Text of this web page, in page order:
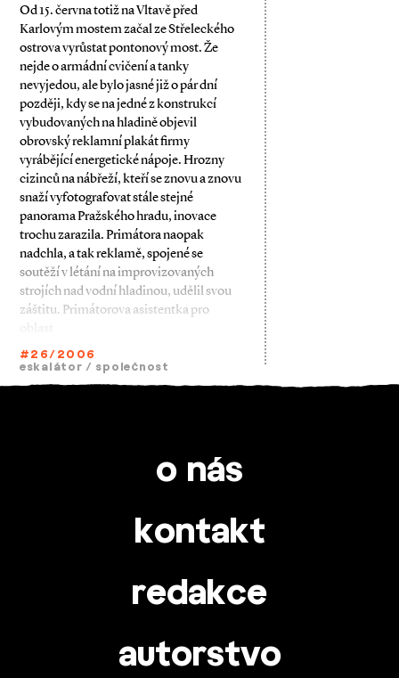
Od 15. června totiž na Vltavě před
Karlovým mostem začal ze Střeleckého
ostro­va vyrůstat pontonový most. Že
nejde o armád­ní cvičení a tanky
nevyjedou, ale bylo jasné již o pár dní
později, kdy se na jedné z konstrukcí
vybudovaných na hladině objevil
obrovský reklamní plakát firmy
vyrábějící energetické nápoje. Hrozny
cizinců na nábřeží, kteří se znovu a znovu
snaží vyfotografovat stále stejné
panorama Pražského hradu, inovace
trochu zarazila. Primátora naopak
nadchla, a tak reklamě, spojené se
soutěží v létání na improvizovaných
strojích nad vodní hladinou, udělil svou
záštitu. Primátorova asistentka pro
oblast
#26/2006
eskalátor / společnost
o nás
kontakt
redakce
autorstvo